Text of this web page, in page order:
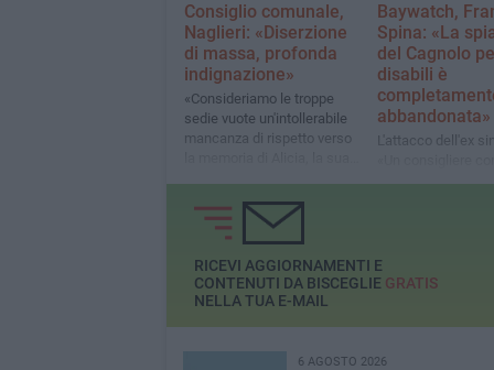
Consiglio comunale,
Naglieri: «Diserzione
di massa, profonda
indignazione»
«Consideriamo le troppe
sedie vuote un'intollerabile
mancanza di rispetto verso
Baywatch,
Spina: «La
del Cagnolo
disabili è
abbandonata»
L'attacco dell'ex
«Un consigliere
non viene in
più fragili»
RICEVI AGGIORNAMENTI E
CONTENUTI DA BISCEGLIE GRATIS
NELLA TUA E-MAIL
6 AGOSTO 2026